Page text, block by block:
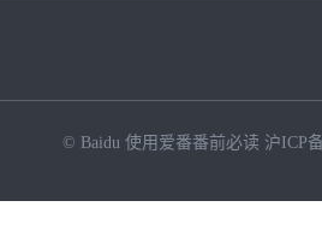
© Baidu 使用爱番番前必读 沪ICP